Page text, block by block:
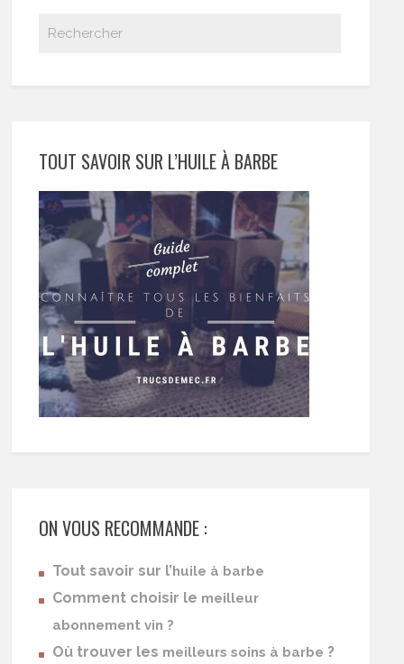
TOUT SAVOIR SUR L’HUILE À BARBE
ON VOUS RECOMMANDE :
Tout savoir sur l’huile à barbe
Comment choisir le meilleur
abonnement vin ?
Où trouver les meilleurs soins à barbe ?